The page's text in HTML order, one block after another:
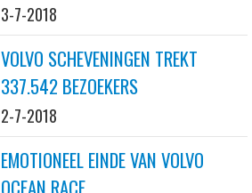
3-7-2018
VOLVO SCHEVENINGEN TREKT
337.542 BEZOEKERS
2-7-2018
EMOTIONEEL EINDE VAN VOLVO